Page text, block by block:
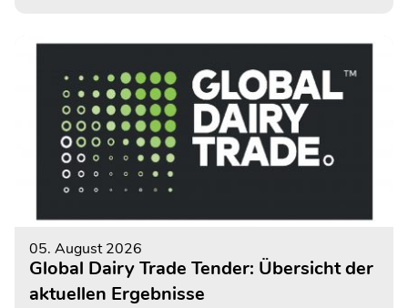
05. August 2026
Global Dairy Trade Tender: Übersicht der
aktuellen Ergebnisse